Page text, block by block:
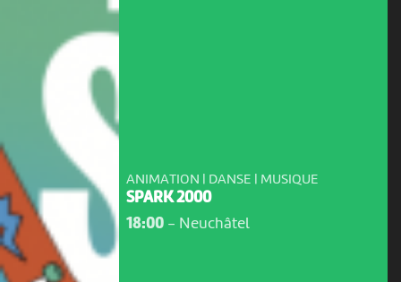
ANIMATION | DANSE | MUSIQUE
SPARK 2000
18:00- Neuchâtel